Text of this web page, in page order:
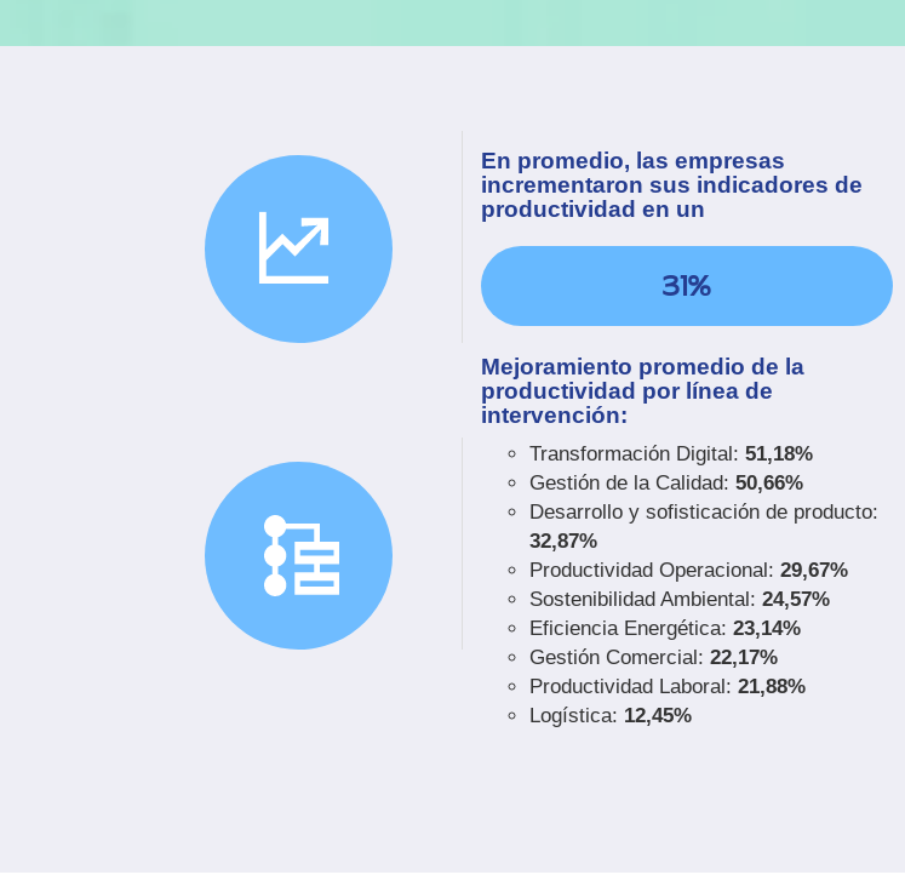
En promedio, las empresas
incrementaron sus indicadores de
productividad en un
31%
Mejoramiento promedio de la
productividad por línea de
intervención:
Transformación Digital: 51,18%
Gestión de la Calidad: 50,66%
Desarrollo y sofisticación de producto:
32,87%
Productividad Operacional: 29,67%
Sostenibilidad Ambiental: 24,57%
Eficiencia Energética: 23,14%
Gestión Comercial: 22,17%
Productividad Laboral: 21,88%
Logística: 12,45%